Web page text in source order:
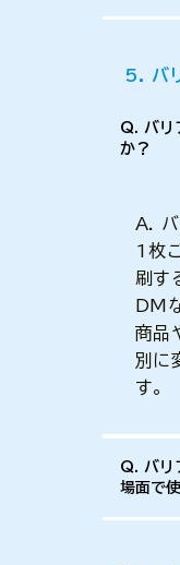
5. バ
Q. バリ
か？
A. バ
1枚
刷す
DM
商品
別に
す。
Q. バリ
場面で